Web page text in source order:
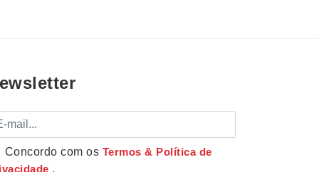
Concordo com os Termos & Política de
.